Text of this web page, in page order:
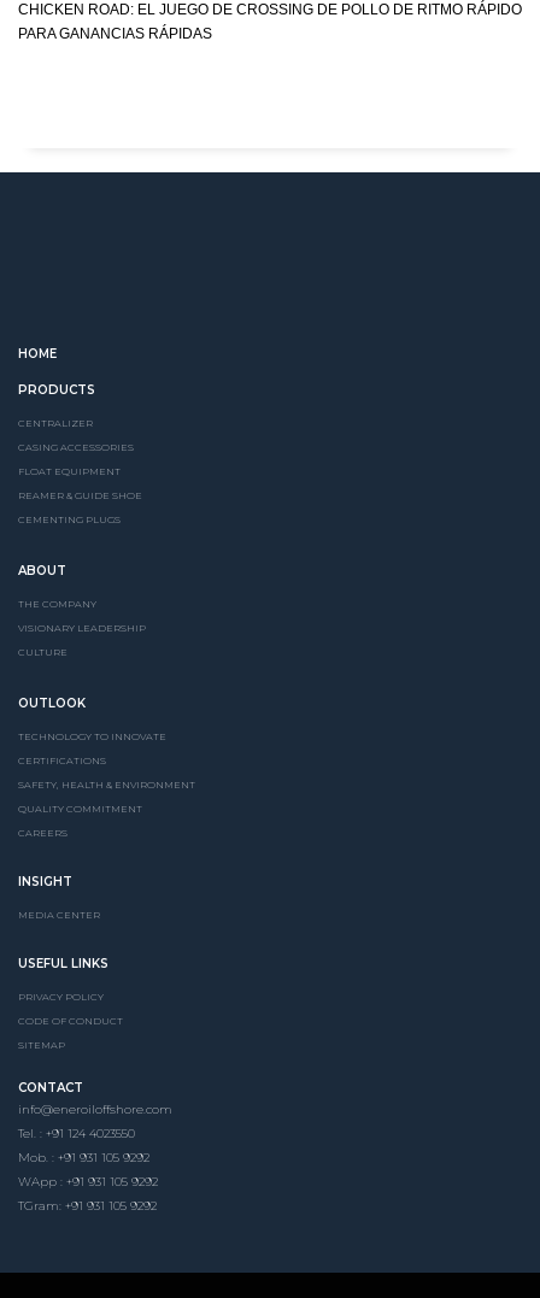
CHICKEN ROAD: EL JUEGO DE CROSSING DE POLLO DE RITMO RÁPIDO
PARA GANANCIAS RÁPIDAS
HOME
PRODUCTS
CENTRALIZER
CASING ACCESSORIES
FLOAT EQUIPMENT
REAMER & GUIDE SHOE
CEMENTING PLUGS
ABOUT
THE COMPANY
VISIONARY LEADERSHIP
CULTURE
OUTLOOK
TECHNOLOGY TO INNOVATE
CERTIFICATIONS
SAFETY, HEALTH & ENVIRONMENT
QUALITY COMMITMENT
CAREERS
INSIGHT
MEDIA CENTER
USEFUL LINKS
PRIVACY POLICY
CODE OF CONDUCT
SITEMAP
CONTACT
info@eneroiloffshore.com
Tel. : +91 124 4023550
Mob. : +91 931 105 9292
WApp : +91 931 105 9292
TGram: +91 931 105 9292